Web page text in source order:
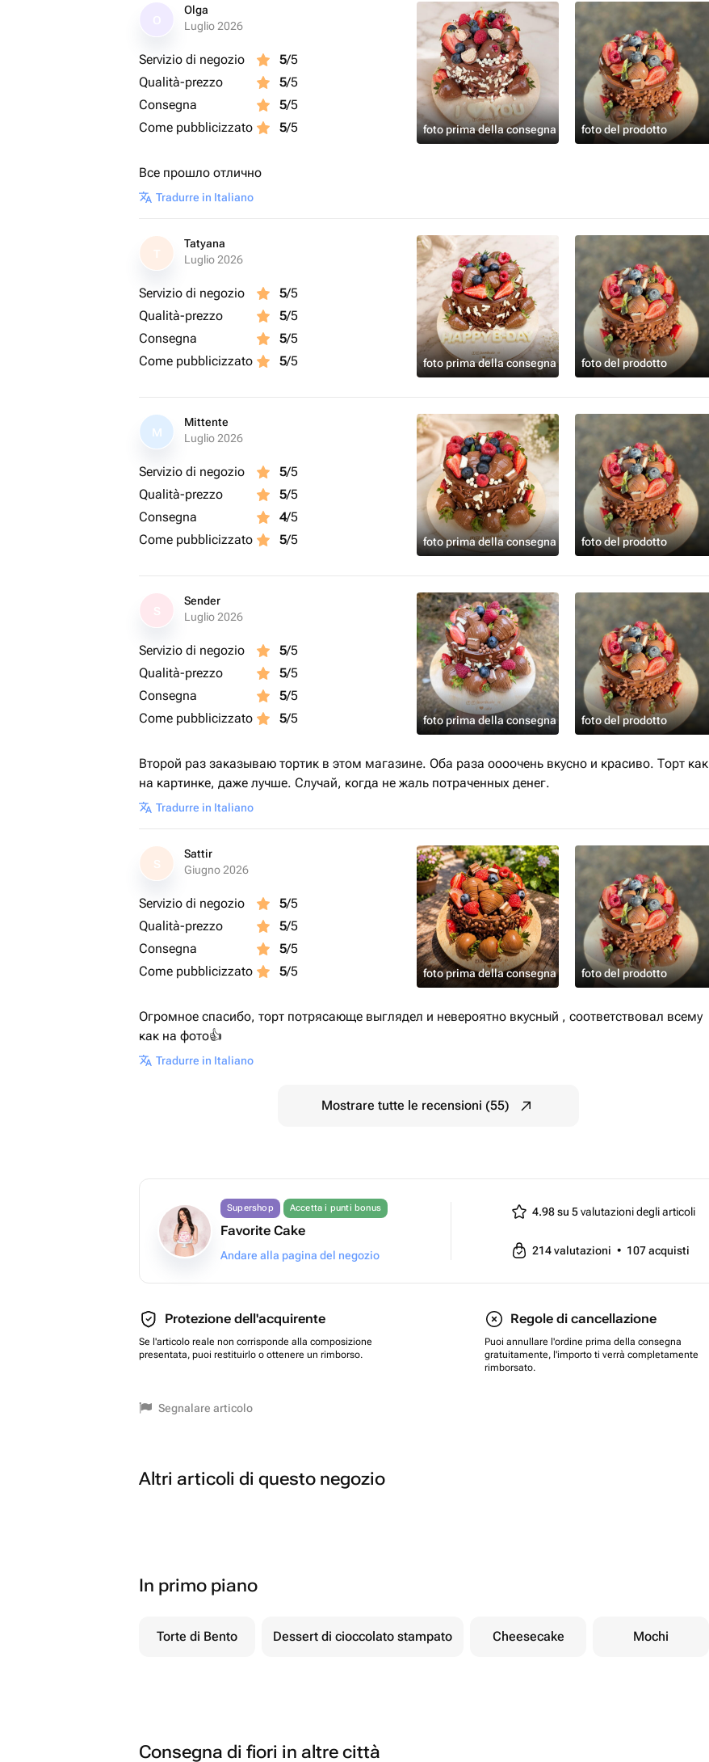
Olga
Luglio 2026
Servizio di negozio 5/5
Qualità-prezzo
5/5
Consegna
5/5
Come pubblicizzato
5/5 foto prima della consegna foto del prodotto
Все прошло отлично
Tradurre in Italiano
T
Tatyana
Luglio 2026
Servizio di negozio 5/5
Qualità-prezzo
5/5
Consegna
5/5
Come pubblicizzato
5/5 foto prima della consegna foto del prodotto
M
Mittente
Luglio 2026
Servizio di negozio 5/5
Qualità-prezzo
5/5
Consegna
4/5
Come pubblicizzato
5/5 foto prima della consegna foto del prodotto
Sender
Luglio 2026
Servizio di negozio 5/5
Qualità-prezzo
5/5
Consegna
5/5
Come pubblicizzato
5/5 foto prima della consegna foto del prodotto
Второй раз заказываю тортик в этом магазине. Оба раза оооочень вкусно и красиво. Торт как
на картинке, даже лучше. Случай, когда не жаль потраченных денег.
Tradurre in Italiano
S
Sattir
Giugno 2026
Servizio di negozio 5/5
Qualità-prezzo
5/5
Consegna
5/5
Come pubblicizzato
5/5 foto prima della consegna foto del prodotto
Огромное спасибо, торт потрясающе выглядел и невероятно вкусный , соответствовал всему
как на фото👍
Tradurre in Italiano
Mostrare tutte le recensioni (55)
Supershop Accetta i punti bonus
Favorite Cake
Andare alla pagina del negozio
4.98 su 5valutazioni degli articoli
214valutazioni • 107acquisti
Protezione dell'acquirente
Se l'articolo reale non corrisponde alla composizione
presentata, puoi restituirlo o ottenere un rimborso.
Regole di cancellazione
Puoi annullare l'ordine prima della consegna
gratuitamente, l'importo ti verrà completamente
rimborsato.
Segnalare articolo
Altri articoli di questo negozio
In primo piano
Torte di Bento Dessert di cioccolato stampato Cheesecake Mochi
Consegna di fiori in altre città